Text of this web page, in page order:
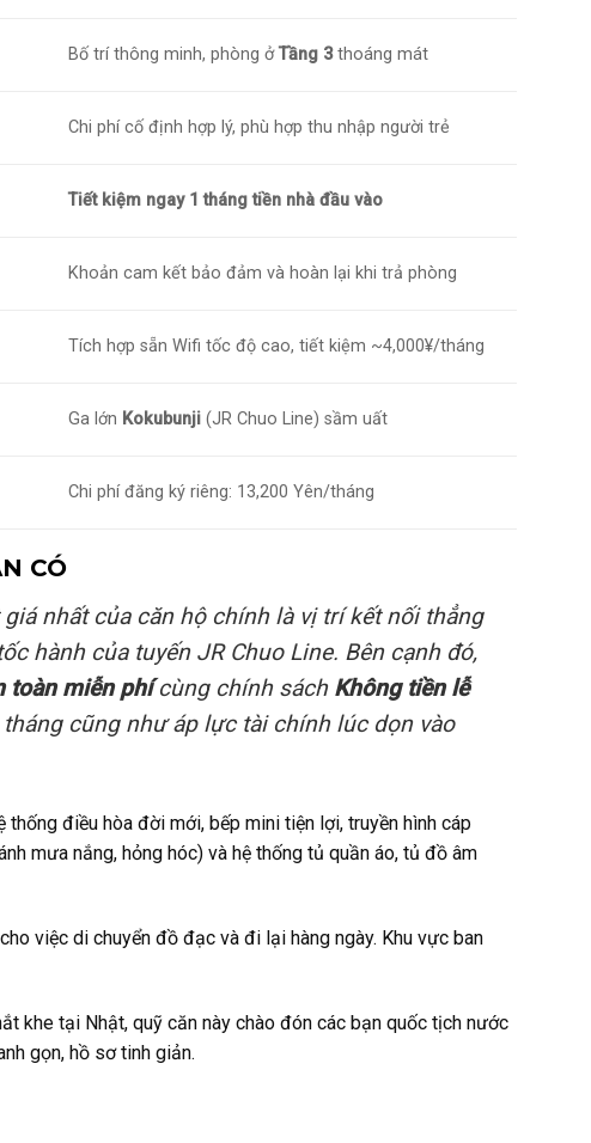
Bố trí thông minh, phòng ởTầng 3thoáng mát
Chi phí cố định hợp lý, phù hợp thu nhập người trẻ
Tiết kiệm ngay 1 tháng tiền nhà đầu vào
Khoản cam kết bảo đảm và hoàn lại khi trả phòng
Tích hợp sẵn Wifi tốc độ cao, tiết kiệm ~4,000¥/tháng
Ga lớn Kokubunji (JR Chuo Line) sầm uất
Chi phí đăng ký riêng: 13,200 Yên/tháng
CÓ
nhất của căn hộ chính là vị trí kết nối thẳng
hành của tuyến JR Chuo Line. Bên cạnh đó,
toàn miễn phícùng chính sách Không tiền lễ
cũng như áp lực tài chính lúc dọn vào
điều hòa đời mới, bếp mini tiện lợi, truyền hình cáp
mưa nắng, hỏng hóc) và hệ thống tủ quần áo, tủ đồ âm
việc di chuyển đồ đạc và đi lại hàng ngày. Khu vực ban
khe tại Nhật, quỹ căn này chào đón các bạn quốc tịch nước
gọn, hồ sơ tinh giản.